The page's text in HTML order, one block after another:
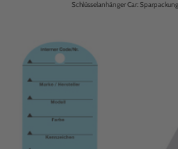
Schlüsselanhänger Car: